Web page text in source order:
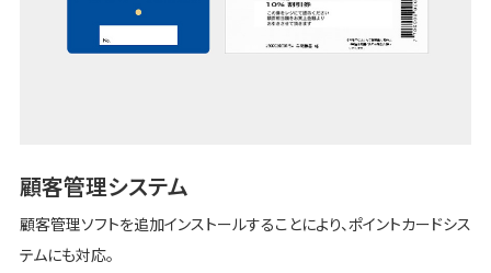
顧客管理システム
顧客管理ソフトを追加インストールすることにより、ポイントカードシス
テムにも対応。